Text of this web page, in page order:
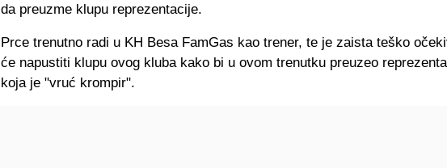
da preuzme klupu reprezentacije.
Prce trenutno radi u KH Besa FamGas kao trener, te je zaista teško
će napustiti klupu ovog kluba kako bi u ovom trenutku preuzeo
koja je "vruć krompir".